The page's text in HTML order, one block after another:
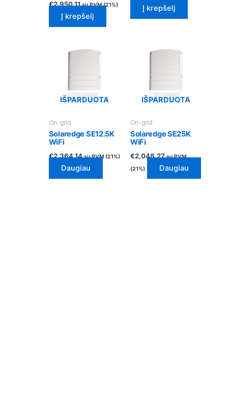
€2,950.11 su PVM (21%)
Į krepšelį
Į krepšelį
IŠPARDUOTA
On-grid
Solaredge SE12.5K
WiFi
€2,364.14 su PVM (21%)
Daugiau
IŠPARDUOTA
On-grid
Solaredge SE25K
WiFi
€2,048.27 su PVM
(21%)
Daugiau